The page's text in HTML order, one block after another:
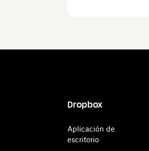
Dropbox
Aplicación de
escritorio